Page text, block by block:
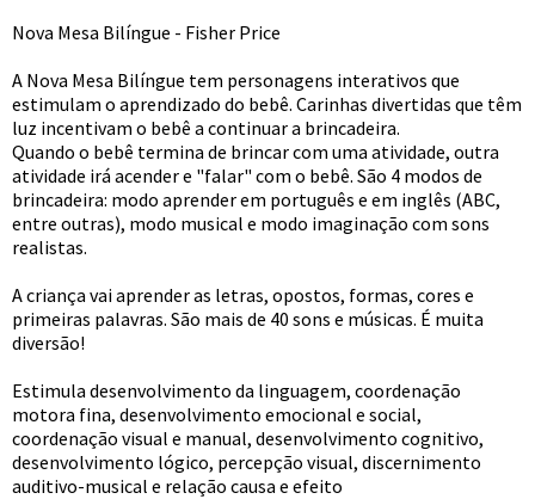
Nova Mesa Bilíngue - Fisher Price
A Nova Mesa Bilíngue tem personagens interativos que
estimulam o aprendizado do bebê. Carinhas divertidas que têm
luz incentivam o bebê a continuar a brincadeira.
Quando o bebê termina de brincar com uma atividade, outra
atividade irá acender e "falar" com o bebê. São 4 modos de
brincadeira: modo aprender em português e em inglês (ABC,
entre outras), modo musical e modo imaginação com sons
realistas.
A criança vai aprender as letras, opostos, formas, cores e
primeiras palavras. São mais de 40 sons e músicas. É muita
diversão!
Estimula desenvolvimento da linguagem, coordenação
motora fina, desenvolvimento emocional e social,
coordenação visual e manual, desenvolvimento cognitivo,
desenvolvimento lógico, percepção visual, discernimento
auditivo-musical e relação causa e efeito